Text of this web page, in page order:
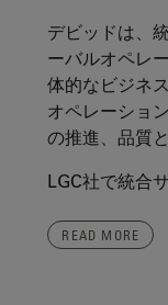
デビッドは、
ーバルオペレ
体的なビジネ
オペレーショ
の推進、品質
LGC社で統合
READ MORE